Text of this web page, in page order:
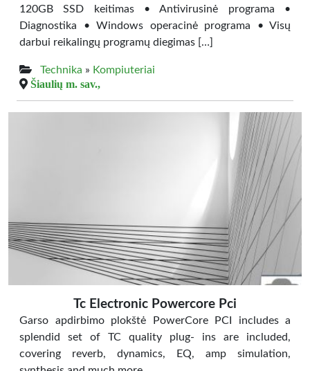
120GB SSD keitimas • Antivirusinė programa •
Diagnostika • Windows operacinė programa • Visų
darbui reikalingų programų diegimas […]
Technika » Kompiuteriai
Šiaulių m. sav.,
Tc Electronic Powercore Pci
Garso apdirbimo plokštė PowerCore PCI includes a
splendid set of TC quality plug- ins are included,
covering reverb, dynamics, EQ, amp simulation,